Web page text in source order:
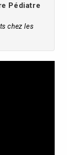
Pédiatre
chez les